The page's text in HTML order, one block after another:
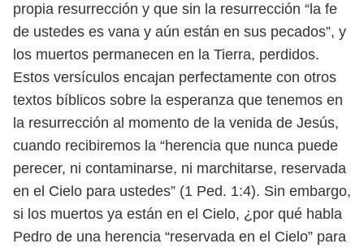
propia resurrección y que sin la resurrección “la fe
de ustedes es vana y aún están en sus pecados”, y
los muertos permanecen en la Tierra, perdidos.
Estos versículos encajan perfectamente con otros
textos bíblicos sobre la esperanza que tenemos en
la resurrección al momento de la venida de Jesús,
cuando recibiremos la “herencia que nunca puede
perecer, ni contaminarse, ni marchitarse, reservada
en el Cielo para ustedes” (1 Ped. 1:4). Sin embargo,
si los muertos ya están en el Cielo, ¿por qué habla
Pedro de una herencia “reservada en el Cielo” para